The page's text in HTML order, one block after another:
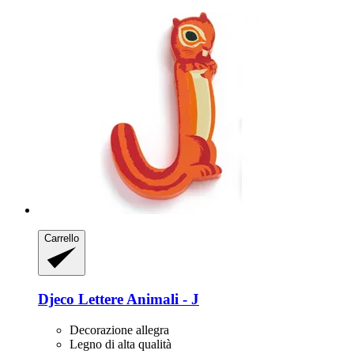
Carrello
Djeco Lettere Animali -​ J
Decorazione allegra
Legno di alta qualità